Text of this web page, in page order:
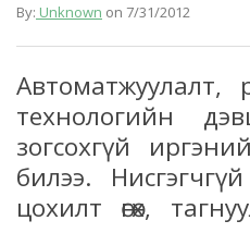
By: Unknown on 7/31/2012
Автоматжуулалт,
технологийн
зогсохгүй
билээ.
цохилт өгөх,